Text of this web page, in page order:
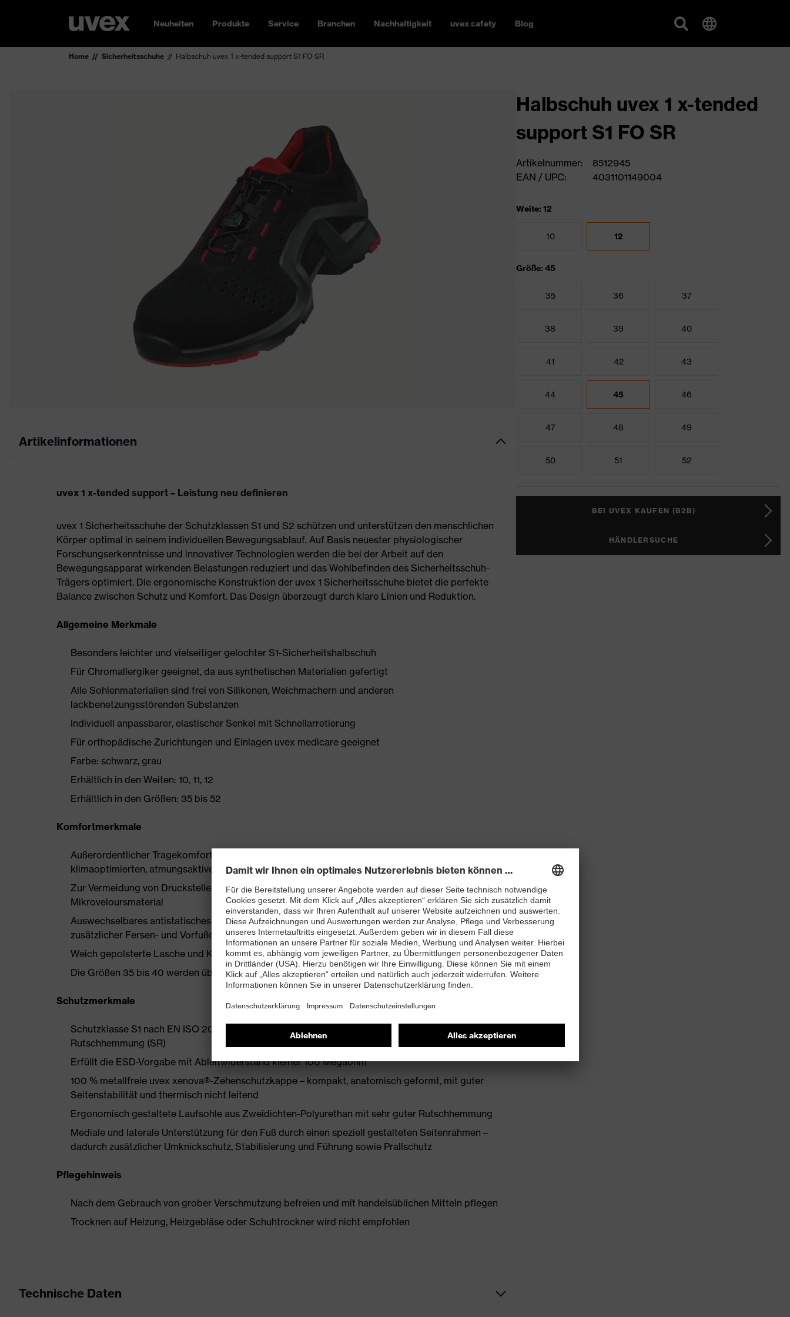
Neuheiten Produkte Service Branchen Nachhaltigkeit uvex safety Blog
Home Sicherheitsschuhe Halbschuh uvex 1 x-tended support S1 FO SR
Artikelinformationen
uvex 1 x-tended support – Leistung neu definieren
uvex 1 Sicherheitsschuhe der Schutzklassen S1 und S2 schützen und unterstützen den menschlichen
Körper optimal in seinem individuellen Bewegungsablauf. Auf Basis neuester physiologischer
Forschungserkenntnisse und innovativer Technologien werden die bei der Arbeit auf den
Bewegungsapparat wirkenden Belastungen reduziert und das Wohlbefinden des Sicherheitsschuh-
Trägers optimiert. Die ergonomische Konstruktion der uvex 1 Sicherheitsschuhe bietet die perfekte
Balance zwischen Schutz und Komfort. Das Design überzeugt durch klare Linien und Reduktion.
Allgemeine Merkmale
Besonders leichter und vielseitiger gelochter S1-Sicherheitshalbschuh
Für Chromallergiker geeignet, da aus synthetischen Materialien gefertigt
Alle Sohlenmaterialien sind frei von Silikonen, Weichmachern und anderen
lackbenetzungsstörenden Substanzen
Individuell anpassbarer, elastischer Senkel mit Schnellarretierung
Für orthopädische Zurichtungen und Einlagen uvex medicare geeignet
Farbe: schwarz, grau
Erhältlich in den Weiten: 10, 11, 12
Erhältlich in den Größen: 35 bis 52
Komfortmerkmale
Außerordentlicher Tragekomfort, zu dem ein neu entwickelter Leisten ebenso beiträgt wie die
klimaoptimierten, atmungsaktiven Materialien mit Perforation
Zur Vermeidung von Druckstellen nahezu nahtfreie Schaftkonstruktion aus Hightech-
Mikroveloursmaterial
Auswechselbares antistatisches Komfortfußbett mit Feuchtigkeitstransportsystem und
zusätzlicher Fersen- und Vorfußdämpfung
Weich gepolsterte Lasche und Kragen
Die Größen 35 bis 40 werden über einen Damenleisten hergestellt
Schutzmerkmale
Schutzklasse S1 nach EN ISO 20345:2022 + A1:2024 mit Zusatzkennzeichnung für sehr gute
Rutschhemmung (SR)
Erfüllt die ESD-Vorgabe mit Ableitwiderstand kleiner 100 Megaohm
100 % metallfreie uvex xenova®-Zehenschutzkappe – kompakt, anatomisch geformt, mit guter
Seitenstabilität und thermisch nicht leitend
Ergonomisch gestaltete Laufsohle aus Zweidichten-Polyurethan mit sehr guter Rutschhemmung
Mediale und laterale Unterstützung für den Fuß durch einen speziell gestalteten Seitenrahmen –
dadurch zusätzlicher Umknickschutz, Stabilisierung und Führung sowie Prallschutz
Pflegehinweis
Nach dem Gebrauch von grober Verschmutzung befreien und mit handelsüblichen Mitteln pflegen
Trocknen auf Heizung, Heizgebläse oder Schuhtrockner wird nicht empfohlen
Technische Daten
Halbschuh uvex 1 x-tended
support S1 FO SR
Artikelnummer:
8512945
EAN / UPC:
4031101149004
Weite: 12
10 12
Größe: 45
35 36 37
38 39 40
41 42 43
44 45 46
47 48 49
50 51 52
BEI UVEX KAUFEN (B2B)
HÄNDLERSUCHE